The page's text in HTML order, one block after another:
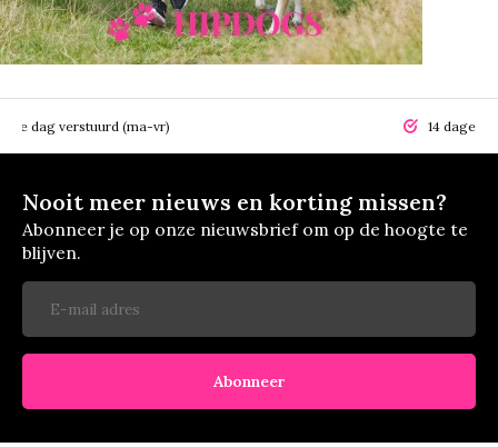
dag verstuurd (ma-vr) 14 dagen
Nooit meer nieuws en korting missen?
Abonneer je op onze nieuwsbrief om op de hoogte te
blijven.
Abonneer